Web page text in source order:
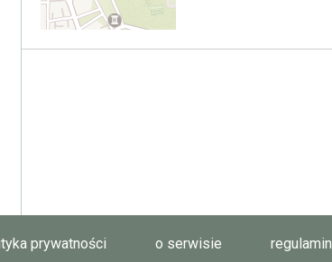
prywatności o serwisie regulamin